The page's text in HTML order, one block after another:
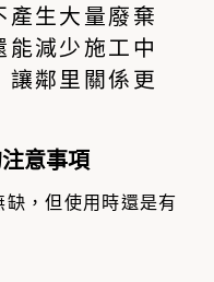
產生大量廢棄
減少施工中
讓鄰里關係更
意事項
，但使用時還是有